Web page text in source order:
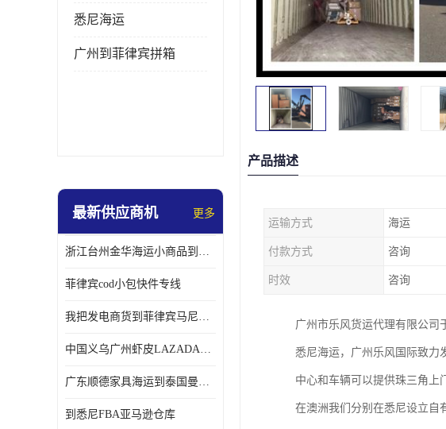
悉尼海运
广州到菲律宾拼箱
最新供应商机 更多
浙江台州金华海运小商品到菲律宾马尼拉怎样收费
菲律宾cod小包快件专线
我把发电商货到菲律宾马尼拉独立站海运经验告诉您
中国义乌广州虾皮LAZADA电商货海运菲律宾怎样收费
广东顺德家具海运到泰国曼谷需要提供什么资料给海运公司呢
到悉尼FBA亚马逊仓库
产品描述
运输方式 海运
付款方式 咨询
时效 咨询
广州市乐风货运代理有限公司
悉尼海运，广州乐风国际致力
中心和车辆可以提供珠三角上
在澳洲我们分别在悉尼设立自